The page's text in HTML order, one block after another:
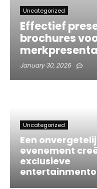
Uncategorized
Effectief
brochures
January 30, 2026
Uncategorized
Een
evenement
exclusieve